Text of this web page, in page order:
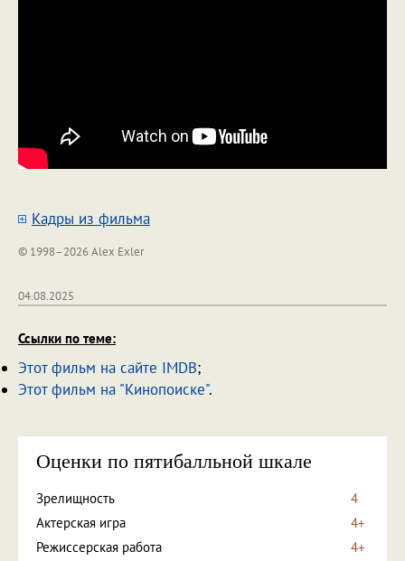
Кадры из фильма
© 1998–2026 Alex Exler
04.08.2025
Ссылки по теме:
Этот фильм на сайте IMDB;
Этот фильм на "Кинопоиске".
Оценки по пятибалльной шкале
Зрелищность
4
Актерская игра
4+
Режиссерская работа
4+